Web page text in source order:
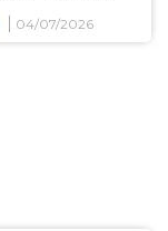
04/07/2026